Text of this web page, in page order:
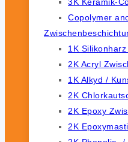
Copolymer
1K
2K Acryl
1K Alkyd /
2K
2K Epoxy
2K